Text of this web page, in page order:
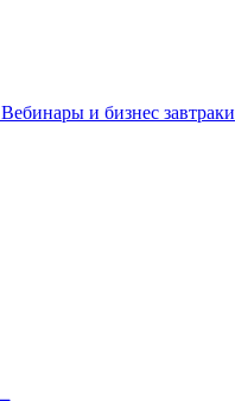
Вебинары и бизнес завтраки